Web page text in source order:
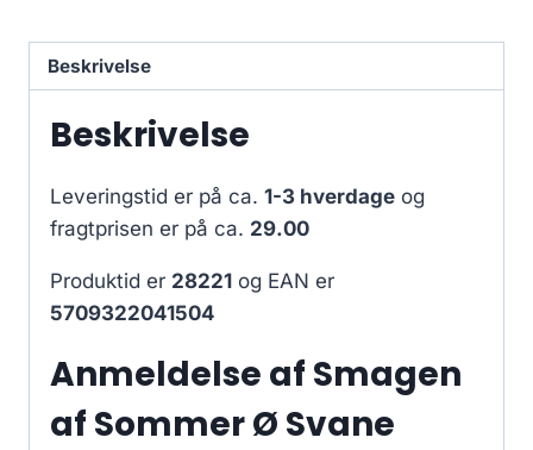
Beskrivelse
Beskrivelse
Leveringstid er på ca. 1-3 hverdage og
fragtprisen er på ca. 29.00
Produktid er 28221 og EAN er
5709322041504
Anmeldelse af Smagen
af Sommer Ø Svane